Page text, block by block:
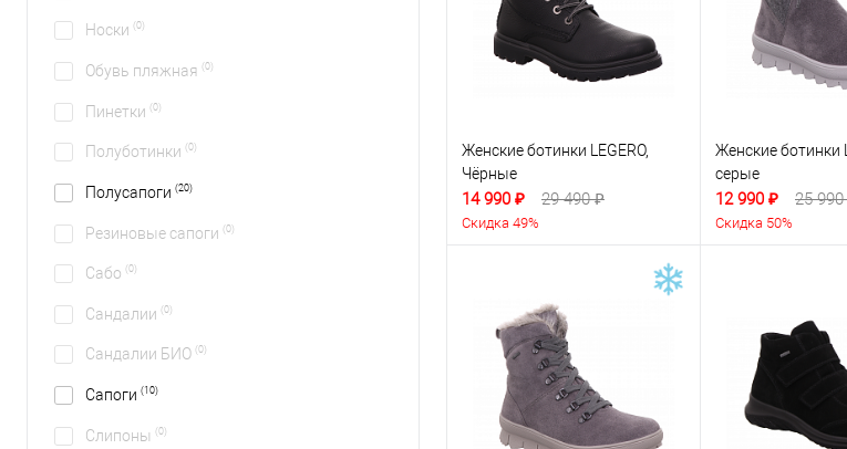
Носки (0)
Обувь пляжная (0)
Пинетки (0)
Полуботинки (0)
Полусапоги (20)
Резиновые сапоги (0)
Сабо (0)
Сандалии (0)
Сандалии БИО (0)
Сапоги (10)
Слипоны (0)
Женские ботинки LEGERO,
Чёрные
14 990 ₽ 29 490 ₽
Скидка 49%
Женские ботинки
серые
12 990 ₽ 25
Скидка 50%